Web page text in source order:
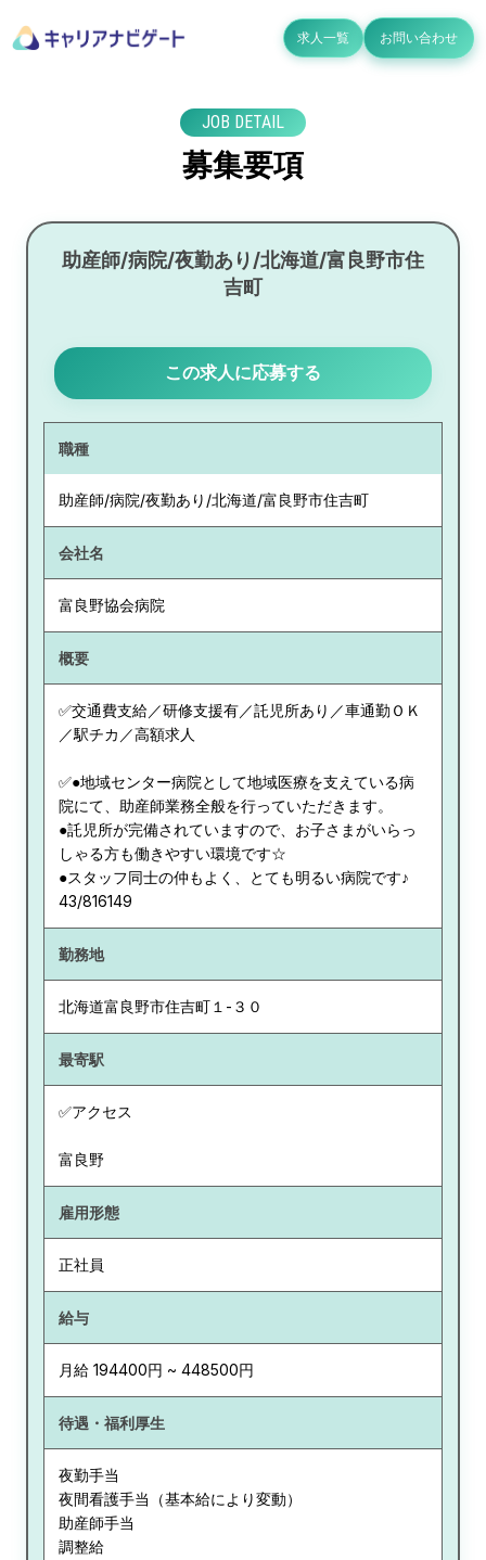
求人一覧 お問い合わせ
JOB DETAIL
募集要項
助産師/病院/夜勤あり/北海道/富良野市住
吉町
この求人に応募する
職種
助産師/病院/夜勤あり/北海道/富良野市住吉町
会社名
富良野協会病院
概要
✅交通費支給／研修支援有／託児所あり／車通勤ＯＫ
／駅チカ／高額求人
✅●地域センター病院として地域医療を支えている病
院にて、助産師業務全般を行っていただきます。
●託児所が完備されていますので、お子さまがいらっ
しゃる方も働きやすい環境です☆
●スタッフ同士の仲もよく、とても明るい病院です♪
43/816149
勤務地
北海道富良野市住吉町１-３０
最寄駅
✅アクセス
富良野
雇用形態
正社員
給与
月給 194400円 ~ 448500円
待遇・福利厚生
夜勤手当
夜間看護手当（基本給により変動）
助産師手当
調整給